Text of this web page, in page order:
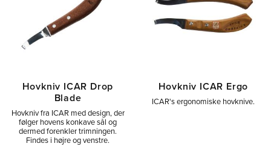
Hovkniv ICAR Drop
Blade
Hovkniv fra ICAR med design, der
følger hovens konkave sål og
dermed forenkler trimningen.
Findes i højre og venstre.
Hovkniv ICAR Ergo
ICAR's ergonomiske hovknive.